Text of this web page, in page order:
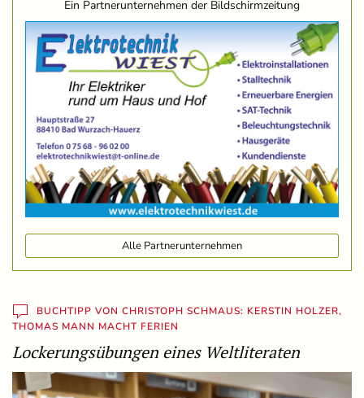
Ein Partnerunternehmen der Bildschirmzeitung
Alle Partnerunternehmen
BUCHTIPP VON CHRISTOPH SCHMAUS: KERSTIN HOLZER,
THOMAS MANN MACHT FERIEN
Lockerungsübungen eines Weltliteraten